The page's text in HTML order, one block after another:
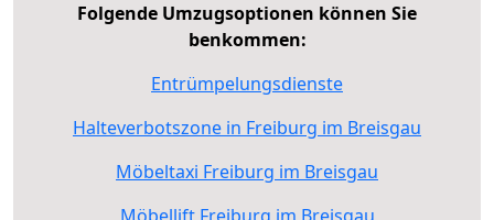
Folgende Umzugsoptionen können Sie
benkommen:
Entrümpelungsdienste
Halteverbotszone in Freiburg im Breisgau
Möbeltaxi Freiburg im Breisgau